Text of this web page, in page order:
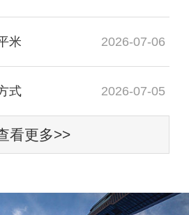
米 2026-07-06
式 2026-07-05
看更多>>